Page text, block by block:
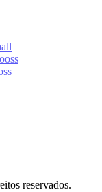
all
ooss
ss
reservados.